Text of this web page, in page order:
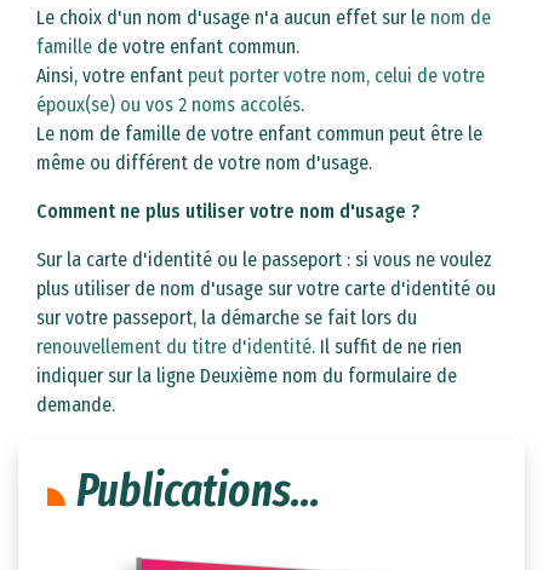
Le choix d'un nom d'usage n'a aucun effet sur le nom de
famille de votre enfant commun.
Ainsi, votre enfant peut porter votre nom, celui de votre
époux(se) ou vos 2 noms accolés.
Le nom de famille de votre enfant commun peut être le
même ou différent de votre nom d'usage.
Comment ne plus utiliser votre nom d'usage ?
Sur la carte d'identité ou le passeport : si vous ne voulez
plus utiliser de nom d'usage sur votre carte d'identité ou
sur votre passeport, la démarche se fait lors du
renouvellement du titre d'identité. Il suffit de ne rien
indiquer sur la ligne Deuxième nom du formulaire de
demande.
Publications...